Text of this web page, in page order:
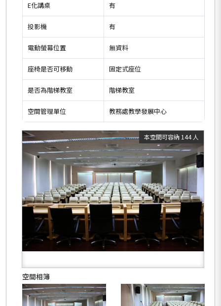
E化講桌 有
投影機 有
電動螢幕位置 無資料
座椅是否可移動 固定式座位
是否為階梯教室 階梯教室
空間管理單位 教務處教學發展中心
本空間可容納 144 人
空間相簿